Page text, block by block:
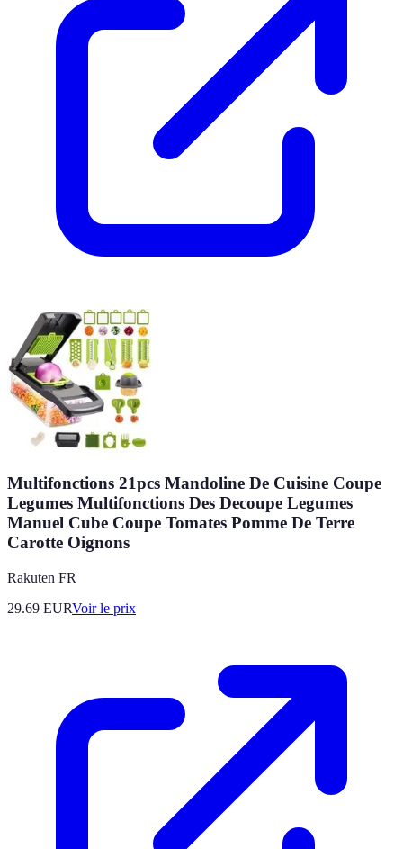
Multifonctions 21pcs Mandoline De Cuisine Coupe
Legumes Multifonctions Des Decoupe Legumes
Manuel Cube Coupe Tomates Pomme De Terre
Carotte Oignons
Rakuten FR
29.69 EURVoir le prix